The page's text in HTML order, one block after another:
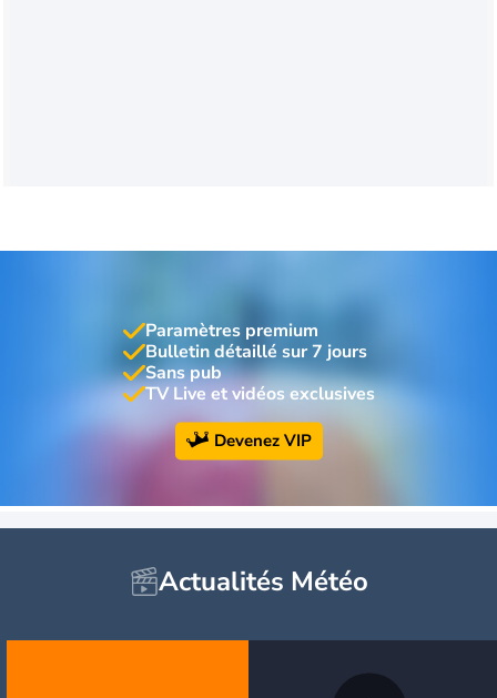
Paramètres premium
Bulletin détaillé sur 7 jours
Sans pub
TV Live et vidéos exclusives
Devenez VIP
Actualités Météo